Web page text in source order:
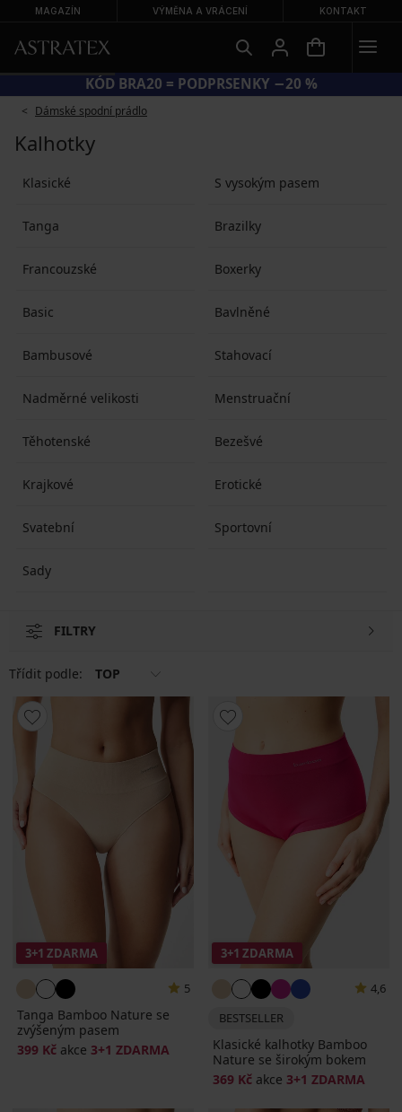
MAGAZÍN VÝMĚNA A VRÁCENÍ KONTAKT
KÓD BRA20 = PODPRSENKY −20 %
Dámské spodní prádlo
Kalhotky
Klasické S vysokým pasem
Tanga Brazilky
Francouzské Boxerky
Basic Bavlněné
Bambusové Stahovací
Nadměrné velikosti Menstruační
Těhotenské Bezešvé
Krajkové Erotické
Svatební Sportovní
Sady
FILTRY
Třídit podle: TOP
3+1 ZDARMA
5
Tanga Bamboo Nature se
zvýšeným pasem
399 Kč akce 3+1 ZDARMA
3+1 ZDARMA
4,6
BESTSELLER
Klasické kalhotky Bamboo
Nature se širokým bokem
369 Kč akce 3+1 ZDARMA